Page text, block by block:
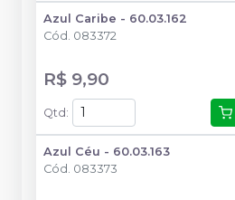
Azul Caribe - 60.03.162
Cód. 083372
R$ 9,90
Qtd:
Azul Céu - 60.03.163
Cód. 083373